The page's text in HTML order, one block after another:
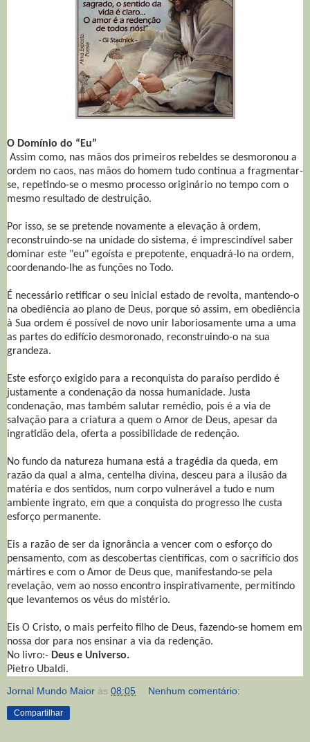
O Domínio do “Eu”
Assim como, nas mãos dos primeiros rebeldes se desmoronou a
ordem no caos, nas mãos do homem tudo continua a fragmentar-
se, repetindo-se o mesmo processo originário no tempo com o
mesmo resultado de destruição.
Por isso, se se pretende novamente a elevação à ordem,
reconstruindo-se na unidade do sistema, é imprescindível saber
dominar este "eu" egoísta e prepotente, enquadrá-lo na ordem,
coordenando-lhe as funções no Todo.
É necessário retificar o seu inicial estado de revolta, mantendo-o
na obediência ao plano de Deus, porque só assim, em obediência
à Sua ordem é possível de novo unir laboriosamente uma a uma
as partes do edifício desmoronado, reconstruindo-o na sua
grandeza.
Este esforço exigido para a reconquista do paraíso perdido é
justamente a condenação da nossa humanidade. Justa
condenação, mas também salutar remédio, pois é a via de
salvação para a criatura a quem o Amor de Deus, apesar da
ingratidão dela, oferta a possibilidade de redenção.
No fundo da natureza humana está a tragédia da queda, em
razão da qual a alma, centelha divina, desceu para a ilusão da
matéria e dos sentidos, num corpo vulnerável a tudo e num
ambiente ingrato, em que a conquista do progresso lhe custa
esforço permanente.
Eis a razão de ser da ignorância a vencer com o esforço do
pensamento, com as descobertas científicas, com o sacrifício dos
mártires e com o Amor de Deus que, manifestando-se pela
revelação, vem ao nosso encontro inspirativamente, permitindo
que levantemos os véus do mistério.
Eis O Cristo, o mais perfeito filho de Deus, fazendo-se homem em
nossa dor para nos ensinar a via da redenção.
No livro:- Deus e Universo.
Pietro Ubaldi.
Jornal Mundo Maior às 08:05 Nenhum comentário:
Compartilhar